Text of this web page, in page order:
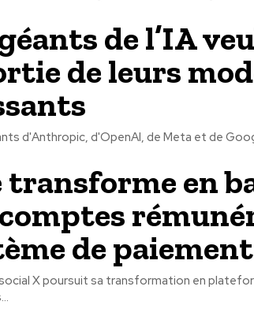
de l’IA
de leurs
d'Anthropic, d'OpenAI, de Meta et de
transforme en
de paiement
X poursuit sa transformation en